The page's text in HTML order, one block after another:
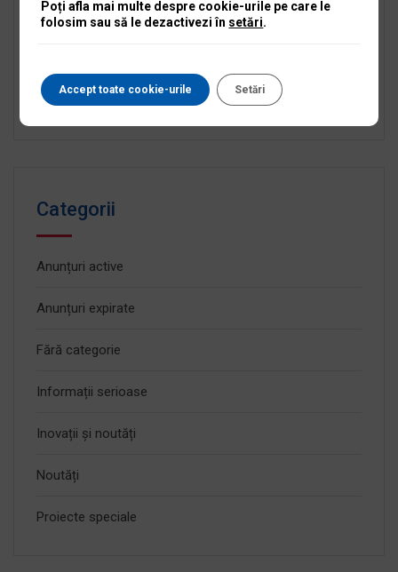
Caută
Categorii
Anunțuri active
Anunțuri expirate
Fără categorie
Informații serioase
Inovații și noutăți
Noutăți
Proiecte speciale
Poți afla mai multe despre cookie-urile pe care le
folosim sau să le dezactivezi în setări.
Accept toate cookie-urile Setări